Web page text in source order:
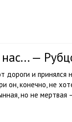
—
дороги и принялся
он, конечно, не
но не мертвая